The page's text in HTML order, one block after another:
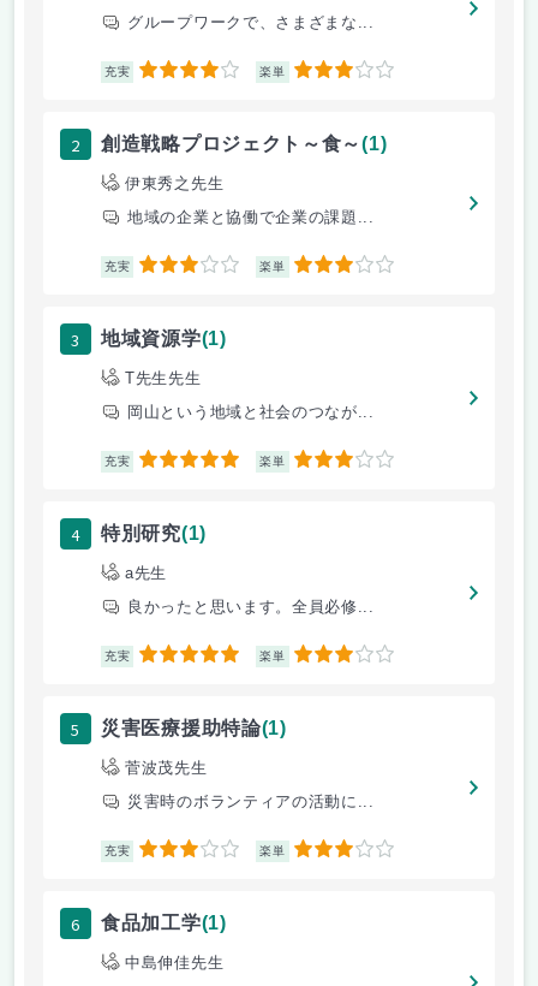
グループワークで、さまざまな...
充実 4 楽単 3
2 創造戦略プロジェクト～食～(1)
伊東秀之先生
地域の企業と協働で企業の課題...
充実 3 楽単 3
3 地域資源学(1)
T先生先生
岡山という地域と社会のつなが...
充実 5 楽単 3
4 特別研究(1)
a先生
良かったと思います。全員必修...
充実 5 楽単 3
5 災害医療援助特論(1)
菅波茂先生
災害時のボランティアの活動に...
充実 3 楽単 3
6 食品加工学(1)
中島伸佳先生